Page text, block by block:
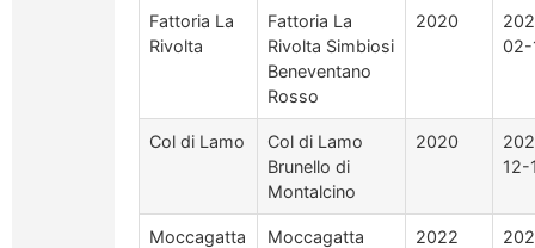
Fattoria La
Rivolta
Fattoria La
Rivolta Simbiosi
Beneventano
Rosso
2020
02-
Col di Lamo
Col di Lamo
Brunello di
Montalcino
2020
12-
Moccagatta
Moccagatta
2022